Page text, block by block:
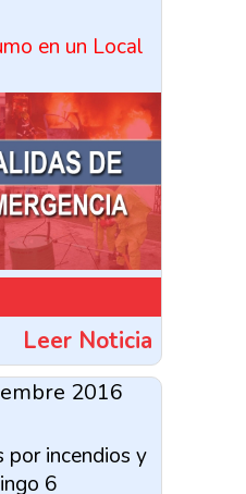
en un Local
Leer Noticia
2016
por incendios y
6